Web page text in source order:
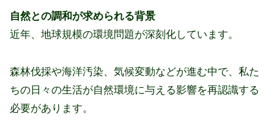
自然との調和が求められる背景
近年、地球規模の環境問題が深刻化しています。
森林伐採や海洋汚染、気候変動などが進む中で、私た
ちの日々の生活が自然環境に与える影響を再認識する
必要があります。